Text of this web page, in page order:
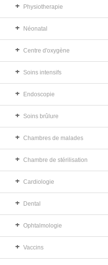
Physiotherapie
Néonatal
Centre d'oxygène
Soins intensifs
Endoscopie
Soins brûlure
Chambres de malades
Chambre de stérilisation
Cardiologie
Dental
Ophtalmologie
Vaccins